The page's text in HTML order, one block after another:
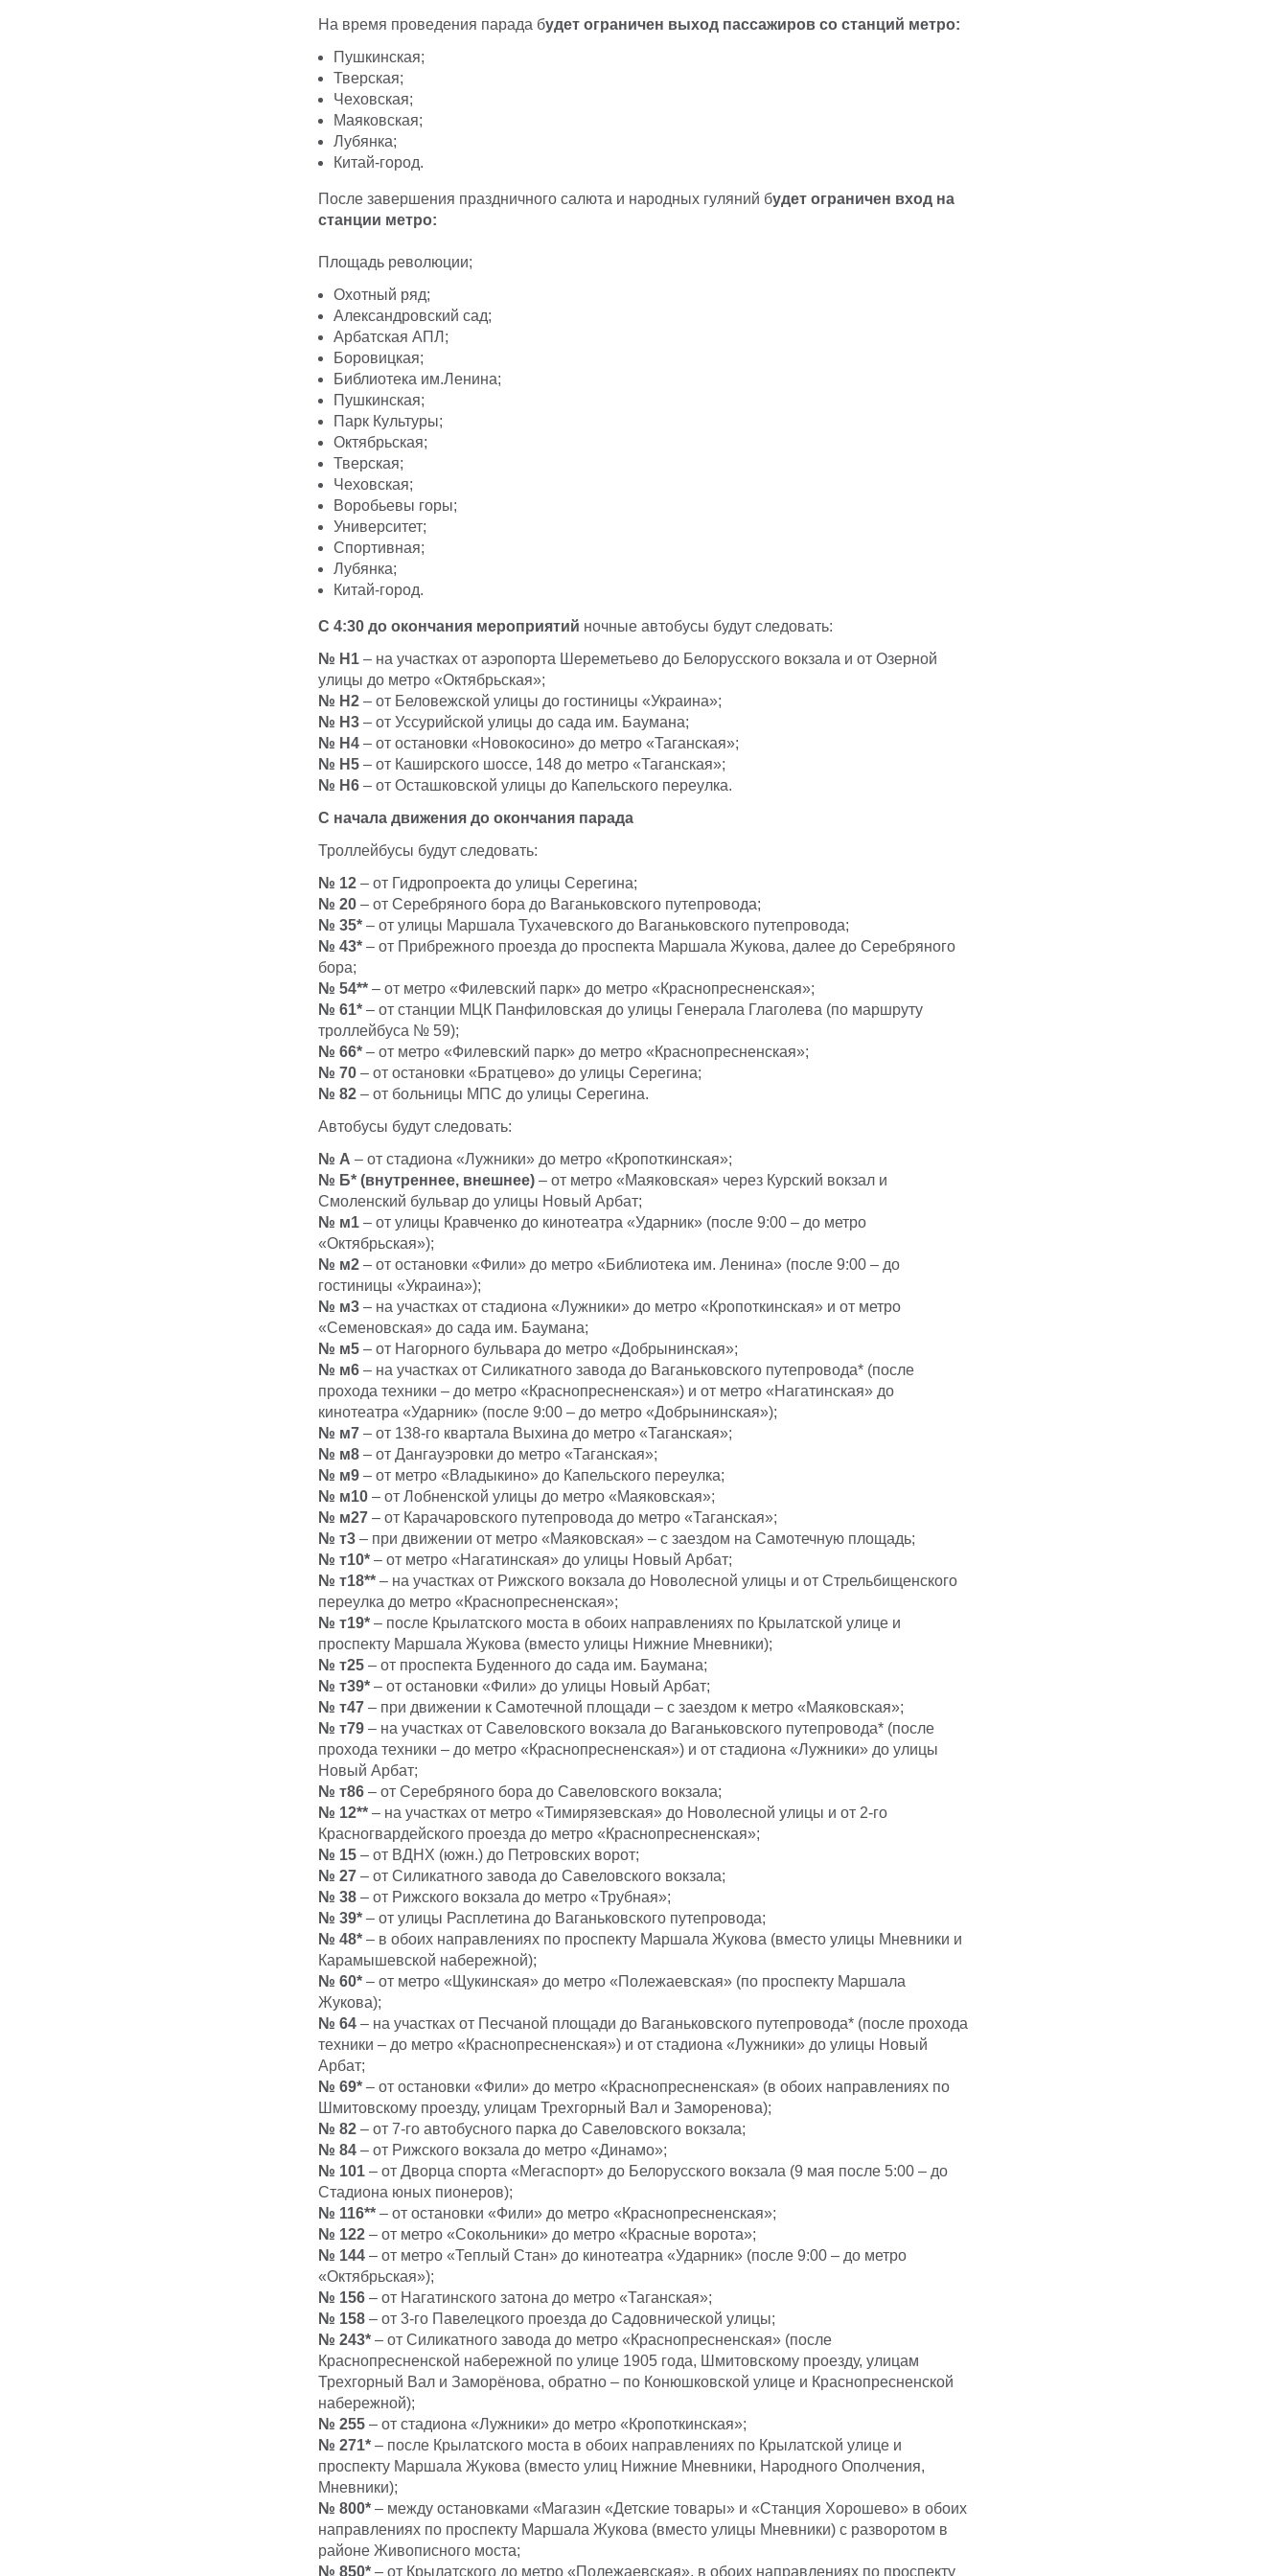
На время проведения парада будет ограничен выход пассажиров со станций метро:
Пушкинская;
Тверская;
Чеховская;
Маяковская;
Лубянка;
Китай-город.
После завершения праздничного салюта и народных гуляний будет ограничен вход на
станции метро:
Площадь революции;
Охотный ряд;
Александровский сад;
Арбатская АПЛ;
Боровицкая;
Библиотека им.Ленина;
Пушкинская;
Парк Культуры;
Октябрьская;
Тверская;
Чеховская;
Воробьевы горы;
Университет;
Спортивная;
Лубянка;
Китай-город.
С 4:30 до окончания мероприятий ночные автобусы будут следовать:
№ Н1 – на участках от аэропорта Шереметьево до Белорусского вокзала и от Озерной
улицы до метро «Октябрьская»;
№ Н2 – от Беловежской улицы до гостиницы «Украина»;
№ Н3 – от Уссурийской улицы до сада им. Баумана;
№ Н4 – от остановки «Новокосино» до метро «Таганская»;
№ Н5 – от Каширского шоссе, 148 до метро «Таганская»;
№ Н6 – от Осташковской улицы до Капельского переулка.
С начала движения до окончания парада
Троллейбусы будут следовать:
№ 12 – от Гидропроекта до улицы Серегина;
№ 20 – от Серебряного бора до Ваганьковского путепровода;
№ 35* – от улицы Маршала Тухачевского до Ваганьковского путепровода;
№ 43* – от Прибрежного проезда до проспекта Маршала Жукова, далее до Серебряного
бора;
№ 54** – от метро «Филевский парк» до метро «Краснопресненская»;
№ 61* – от станции МЦК Панфиловская до улицы Генерала Глаголева (по маршруту
троллейбуса № 59);
№ 66* – от метро «Филевский парк» до метро «Краснопресненская»;
№ 70 – от остановки «Братцево» до улицы Серегина;
№ 82 – от больницы МПС до улицы Серегина.
Автобусы будут следовать:
№ А – от стадиона «Лужники» до метро «Кропоткинская»;
№ Б* (внутреннее, внешнее) – от метро «Маяковская» через Курский вокзал и
Смоленский бульвар до улицы Новый Арбат;
№ м1 – от улицы Кравченко до кинотеатра «Ударник» (после 9:00 – до метро
«Октябрьская»);
№ м2 – от остановки «Фили» до метро «Библиотека им. Ленина» (после 9:00 – до
гостиницы «Украина»);
№ м3 – на участках от стадиона «Лужники» до метро «Кропоткинская» и от метро
«Семеновская» до сада им. Баумана;
№ м5 – от Нагорного бульвара до метро «Добрынинская»;
№ м6 – на участках от Силикатного завода до Ваганьковского путепровода* (после
прохода техники – до метро «Краснопресненская») и от метро «Нагатинская» до
кинотеатра «Ударник» (после 9:00 – до метро «Добрынинская»);
№ м7 – от 138-го квартала Выхина до метро «Таганская»;
№ м8 – от Дангауэровки до метро «Таганская»;
№ м9 – от метро «Владыкино» до Капельского переулка;
№ м10 – от Лобненской улицы до метро «Маяковская»;
№ м27 – от Карачаровского путепровода до метро «Таганская»;
№ т3 – при движении от метро «Маяковская» – с заездом на Самотечную площадь;
№ т10* – от метро «Нагатинская» до улицы Новый Арбат;
№ т18** – на участках от Рижского вокзала до Новолесной улицы и от Стрельбищенского
переулка до метро «Краснопресненская»;
№ т19* – после Крылатского моста в обоих направлениях по Крылатской улице и
проспекту Маршала Жукова (вместо улицы Нижние Мневники);
№ т25 – от проспекта Буденного до сада им. Баумана;
№ т39* – от остановки «Фили» до улицы Новый Арбат;
№ т47 – при движении к Самотечной площади – с заездом к метро «Маяковская»;
№ т79 – на участках от Савеловского вокзала до Ваганьковского путепровода* (после
прохода техники – до метро «Краснопресненская») и от стадиона «Лужники» до улицы
Новый Арбат;
№ т86 – от Серебряного бора до Савеловского вокзала;
№ 12** – на участках от метро «Тимирязевская» до Новолесной улицы и от 2-го
Красногвардейского проезда до метро «Краснопресненская»;
№ 15 – от ВДНХ (южн.) до Петровских ворот;
№ 27 – от Силикатного завода до Савеловского вокзала;
№ 38 – от Рижского вокзала до метро «Трубная»;
№ 39* – от улицы Расплетина до Ваганьковского путепровода;
№ 48* – в обоих направлениях по проспекту Маршала Жукова (вместо улицы Мневники и
Карамышевской набережной);
№ 60* – от метро «Щукинская» до метро «Полежаевская» (по проспекту Маршала
Жукова);
№ 64 – на участках от Песчаной площади до Ваганьковского путепровода* (после прохода
техники – до метро «Краснопресненская») и от стадиона «Лужники» до улицы Новый
Арбат;
№ 69* – от остановки «Фили» до метро «Краснопресненская» (в обоих направлениях по
Шмитовскому проезду, улицам Трехгорный Вал и Заморенова);
№ 82 – от 7-го автобусного парка до Савеловского вокзала;
№ 84 – от Рижского вокзала до метро «Динамо»;
№ 101 – от Дворца спорта «Мегаспорт» до Белорусского вокзала (9 мая после 5:00 – до
Стадиона юных пионеров);
№ 116** – от остановки «Фили» до метро «Краснопресненская»;
№ 122 – от метро «Сокольники» до метро «Красные ворота»;
№ 144 – от метро «Теплый Стан» до кинотеатра «Ударник» (после 9:00 – до метро
«Октябрьская»);
№ 156 – от Нагатинского затона до метро «Таганская»;
№ 158 – от 3-го Павелецкого проезда до Садовнической улицы;
№ 243* – от Силикатного завода до метро «Краснопресненская» (после
Краснопресненской набережной по улице 1905 года, Шмитовскому проезду, улицам
Трехгорный Вал и Заморёнова, обратно – по Конюшковской улице и Краснопресненской
набережной);
№ 255 – от стадиона «Лужники» до метро «Кропоткинская»;
№ 271* – после Крылатского моста в обоих направлениях по Крылатской улице и
проспекту Маршала Жукова (вместо улиц Нижние Мневники, Народного Ополчения,
Мневники);
№ 800* – между остановками «Магазин «Детские товары» и «Станция Хорошево» в обоих
направлениях по проспекту Маршала Жукова (вместо улицы Мневники) с разворотом в
районе Живописного моста;
№ 850* – от Крылатского до метро «Полежаевская», в обоих направлениях по проспекту